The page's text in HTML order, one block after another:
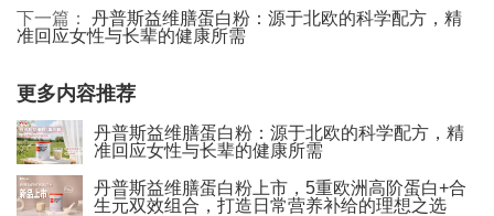
下一篇：
丹普斯益维膳蛋白粉：源于北欧的科学配方，精
准回应女性与长辈的健康所需
更多内容推荐
丹普斯益维膳蛋白粉：源于北欧的科学配方，精
准回应女性与长辈的健康所需
丹普斯益维膳蛋白粉上市，5重欧洲高阶蛋白+合
生元双效组合，打造日常营养补给的理想之选